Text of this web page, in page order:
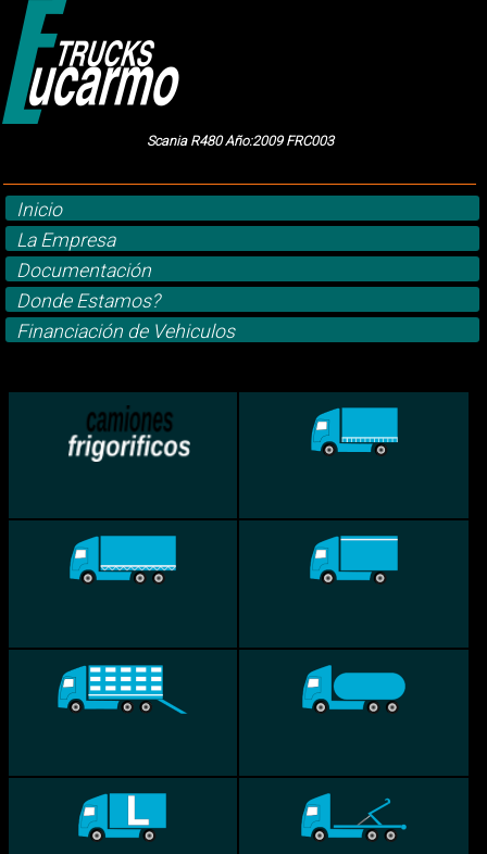
Scania R480 Año:2009 FRC003
Inicio
La Empresa
Documentación
Donde Estamos?
Financiación de Vehiculos